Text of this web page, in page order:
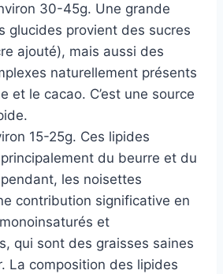
30-45g. Une grande
glucides provient des sucres
ajouté), mais aussi des
naturellement présents
et le cacao. C’est une source
15-25g. Ces lipides
du beurre et du
les noisettes
contribution significative en
et
qui sont des graisses saines
La composition des lipides